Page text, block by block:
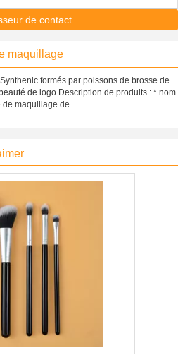
de contact
maquillage
formés par poissons de brosse de
de logo Description de produits : * nom
de maquillage de ...